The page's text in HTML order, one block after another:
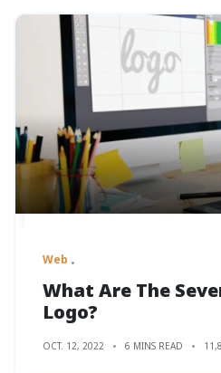
Web
What Are The
Logo?
OCT. 12, 2022 6 MINS READ